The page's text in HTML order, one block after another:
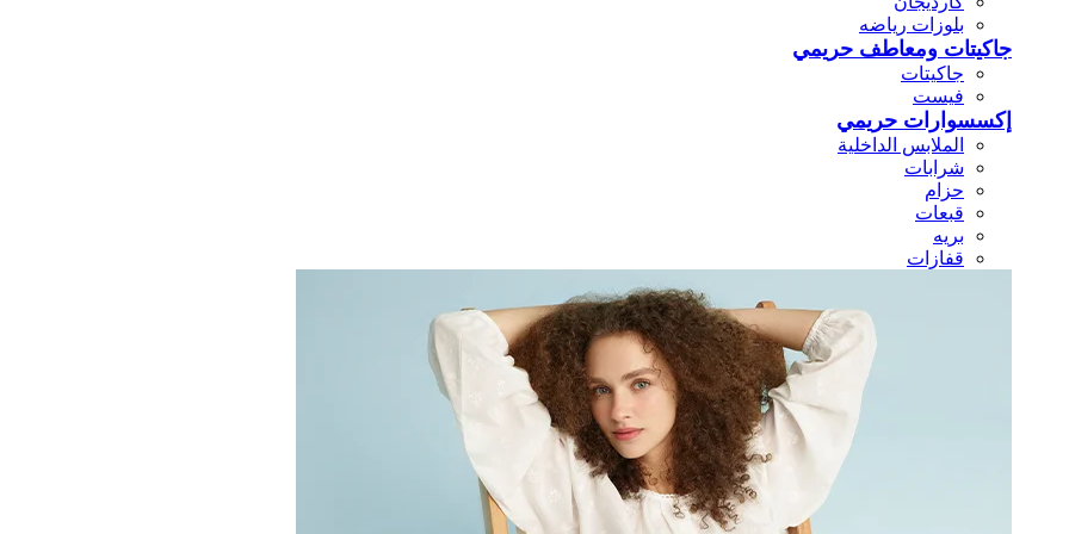
بلوزات رياضه
جاكيتات ومعاطف حريمي
جاكيتات
فيست
إكسسوارات حريمي
الملابس الداخلية
شرابات
حزام
قبعات
بريه
قفازات